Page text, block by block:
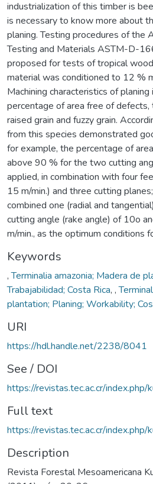
industrialization of this timber is
is necessary to know more about
planing. Testing procedures of the
Testing and Materials ASTM-D-
proposed for tests of tropical
material was conditioned to 12 %
Machining characteristics of
percentage of area free of defects,
raised grain and fuzzy grain.
from this species demonstrated
for example, the percentage of
above 90 % for the two cutting
applied, in combination with four
15 m/min.) and three cutting
combined one (radial and
cutting angle (rake angle) of 10o
m/min., as the optimum conditions
Keywords
,Terminalia amazonia; Madera de
Trabajabilidad; Costa Rica, ,
plantation; Planing; Workability;
URI
https://hdl.handle.net/2238/8041
See / DOI
https://revistas.tec.ac.cr/
Full text
https://revistas.tec.ac.cr/
Description
Revista Forestal Mesoamericana